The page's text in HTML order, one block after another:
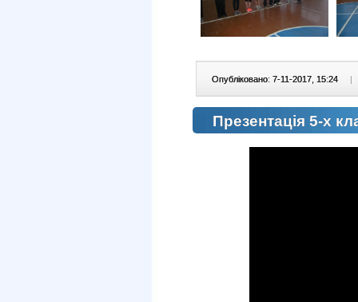
Опубліковано: 7-11-2017, 15:24 |
Презентація 5-х